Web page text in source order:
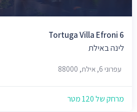
Tortuga Villa Efroni 6
לינה באילת
עפרוני 6, אילת, 88000
מרחק של 120 מטר